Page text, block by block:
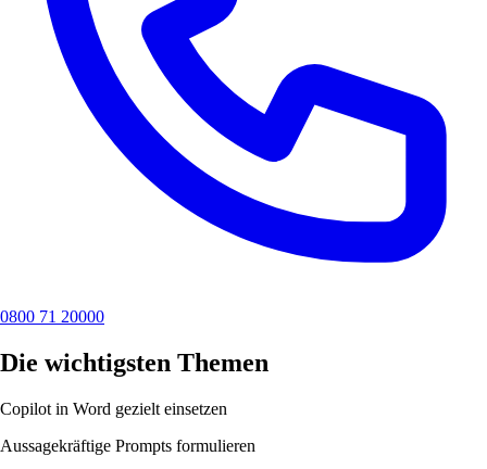
0800 71 20000
Die wichtigsten Themen
Copilot in Word gezielt einsetzen
Aussagekräftige Prompts formulieren